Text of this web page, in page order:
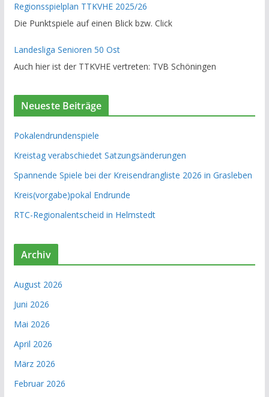
Regionsspielplan TTKVHE 2025/26
Die Punktspiele auf einen Blick bzw. Click
Landesliga Senioren 50 Ost
Auch hier ist der TTKVHE vertreten: TVB Schöningen
Neueste Beiträge
Pokalendrundenspiele
Kreistag verabschiedet Satzungsänderungen
Spannende Spiele bei der Kreisendrangliste 2026 in Grasleben
Kreis(vorgabe)pokal Endrunde
RTC-Regionalentscheid in Helmstedt
Archiv
August 2026
Juni 2026
Mai 2026
April 2026
März 2026
Februar 2026